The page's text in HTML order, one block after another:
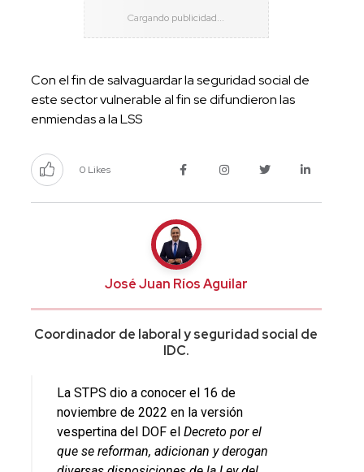
Con el fin de salvaguardar la seguridad social de
este sector vulnerable al fin se difundieron las
enmiendas a la LSS
0 Likes
José Juan Ríos Aguilar
Coordinador de laboral y seguridad social de
IDC.
La STPS dio a conocer el 16 de
noviembre de 2022 en la versión
vespertina del DOF el Decreto por el
que se reforman, adicionan y derogan